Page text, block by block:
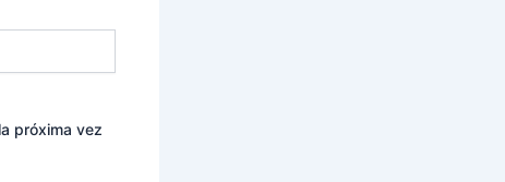
próxima vez